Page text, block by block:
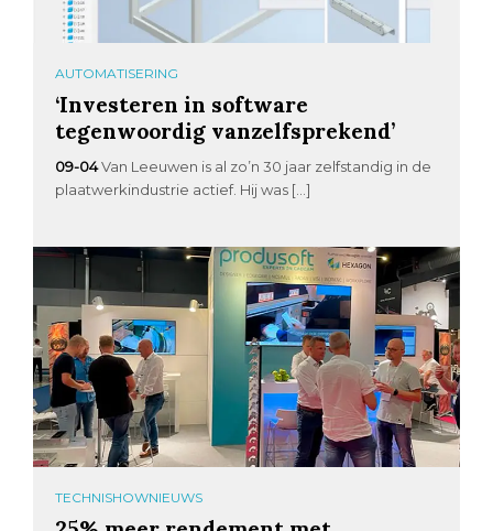
AUTOMATISERING
‘Investeren in software
tegenwoordig vanzelfsprekend’
09-04Van Leeuwen is al zo’n 30 jaar zelfstandig in de
plaatwerkindustrie actief. Hij was […]
TECHNISHOWNIEUWS